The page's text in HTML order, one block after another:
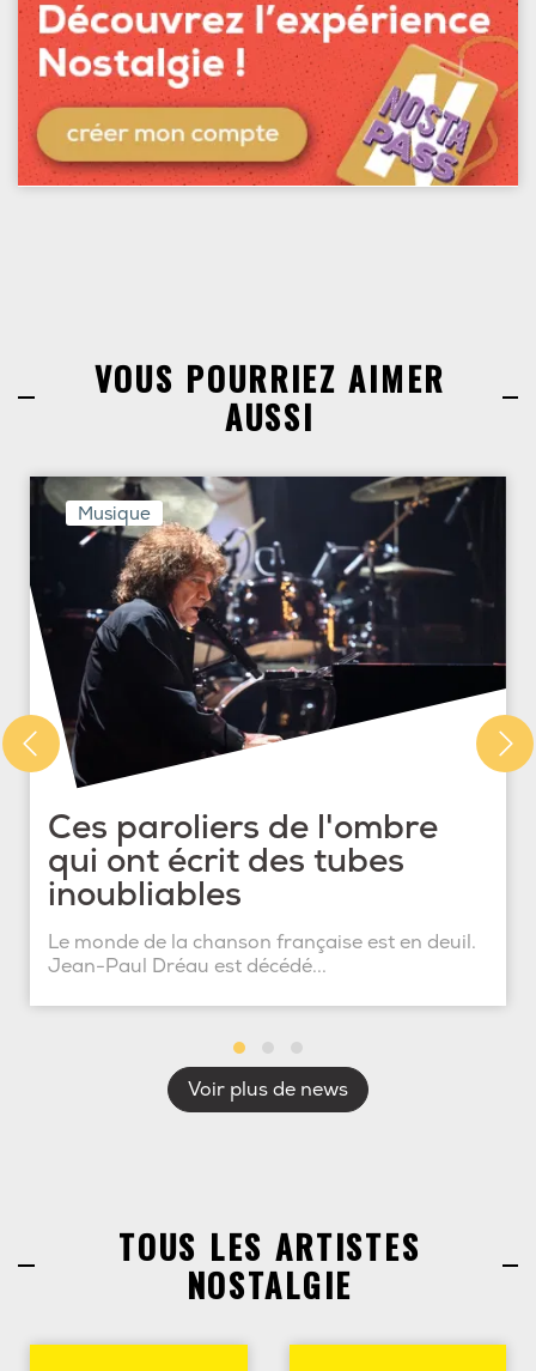
VOUS POURRIEZ AIMER
AUSSI
Musique
Ces paroliers de l'ombre
qui ont écrit des tubes
inoubliables
Le monde de la chanson française est en deuil.
Jean-Paul Dréau est décédé...
Voir plus de news
TOUS LES ARTISTES
NOSTALGIE